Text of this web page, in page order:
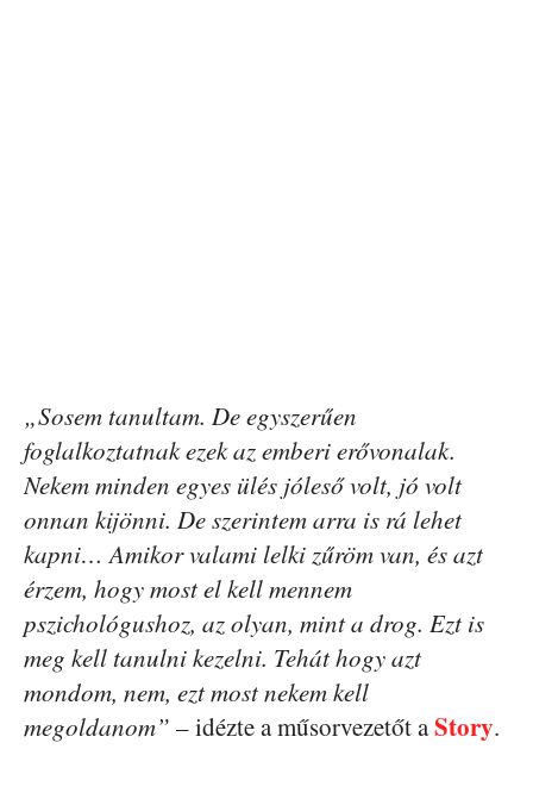
„Sosem tanultam. De egyszerűen
foglalkoztatnak ezek az emberi erővonalak.
Nekem minden egyes ülés jóleső volt, jó volt
onnan kijönni. De szerintem arra is rá lehet
kapni… Amikor valami lelki zűröm van, és azt
érzem, hogy most el kell mennem
pszichológushoz, az olyan, mint a drog. Ezt is
meg kell tanulni kezelni. Tehát hogy azt
mondom, nem, ezt most nekem kell
megoldanom” – idézte a műsorvezetőt aStory.